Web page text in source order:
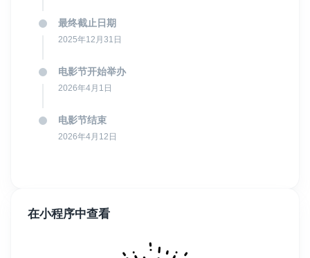
最终截止日期
2025年12月31日
电影节开始举办
2026年4月1日
电影节结束
2026年4月12日
在小程序中查看